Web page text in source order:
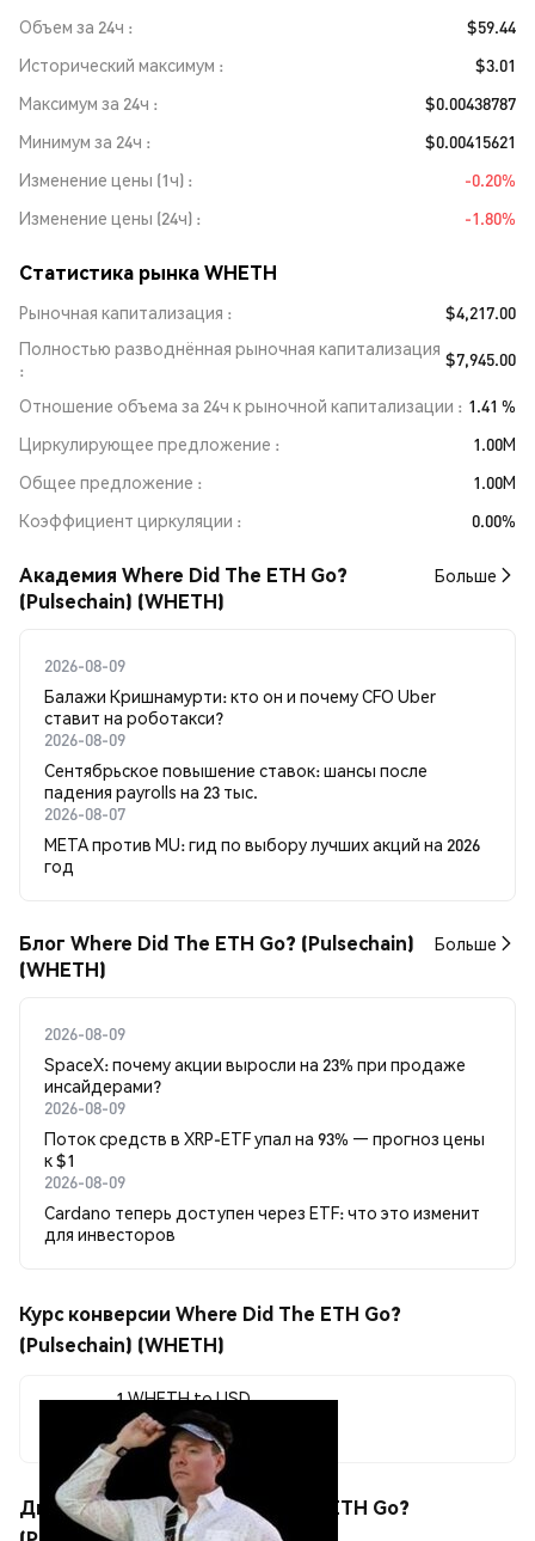
Объем за 24ч
$59.44
Исторический максимум
$3.01
Максимум за 24ч
$0.00438787
Минимум за 24ч
$0.00415621
Изменение цены (1ч)
-0.20%
Изменение цены (24ч)
-1.80%
Статистика рынка WHETH
Рыночная капитализация
$4,217.00
Полностью разводнённая рыночная капитализация $7,945.00
Отношение объема за 24ч к рыночной капитализации
1.41 %
Циркулирующее предложение
1.00M
Общее предложение
1.00M
Коэффициент циркуляции
0.00%
Академия Where Did The ETH Go?
(Pulsechain) (WHETH)
Больше
2026-08-09
Балажи Кришнамурти: кто он и почему CFO Uber
ставит на роботакси?
2026-08-09
Сентябрьское повышение ставок: шансы после
падения payrolls на 23 тыс.
2026-08-07
META против MU: гид по выбору лучших акций на 2026
год
Блог Where Did The ETH Go? (Pulsechain)
(WHETH)
Больше
2026-08-09
SpaceX: почему акции выросли на 23% при продаже
инсайдерами?
2026-08-09
Поток средств в XRP-ETF упал на 93% — прогноз цены
к $1
2026-08-09
Cardano теперь доступен через ETF: что это изменит
для инвесторов
Курс конверсии Where Did The ETH Go?
(Pulsechain) (WHETH)
1 WHETH to USD
$0.00421768
Движения цены Where Did The ETH Go?